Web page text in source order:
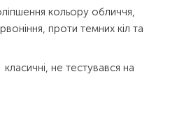
кольору обличчя
класичні